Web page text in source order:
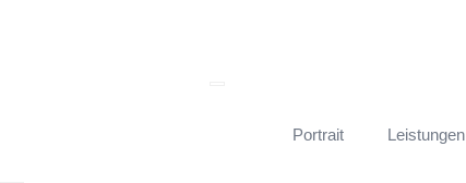
Portrait Leistungen